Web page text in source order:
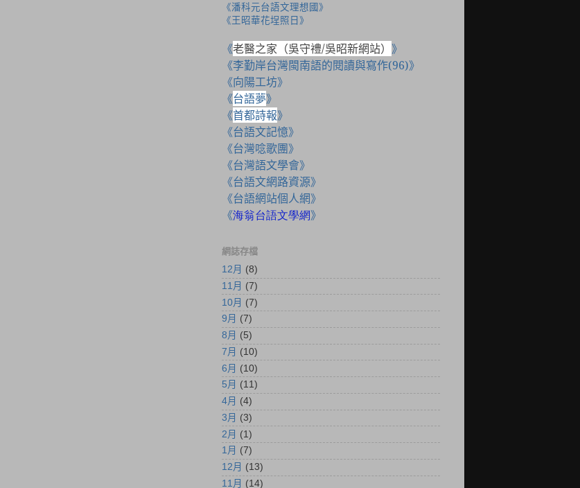
《潘科元台語文理想國》
《王昭華花埕照日》
《老醫之家（吳守禮/吳昭新網站） 》
《李勤岸台灣閩南語的閱讀與寫作(96)》
《向陽工坊》
《台語夢》
《首都詩報》
《台語文記憶》
《台灣唸歌團》
《台灣語文學會》
《台語文網路資源》
《台語網站個人網》
《海翁台語文學網》
網誌存檔
12月 (8)
11月 (7)
10月 (7)
9月 (7)
8月 (5)
7月 (10)
6月 (10)
5月 (11)
4月 (4)
3月 (3)
2月 (1)
1月 (7)
12月 (13)
11月 (14)